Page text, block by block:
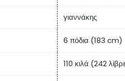
γιαννάκης
6 πόδια (183 cm)
110 κιλά (242